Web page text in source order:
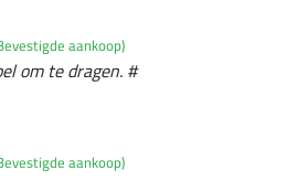
aankoop)
om te dragen. #
aankoop)